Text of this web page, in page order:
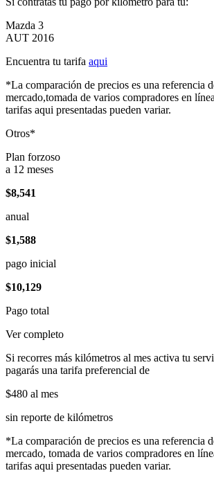
Mazda 3
AUT 2016
Encuentra tu tarifa aqui
*La comparación de precios es una referencia
mercado,tomada de varios compradores en
tarifas aqui presentadas pueden variar.
Otros*
Plan forzoso
a 12 meses
$8,541
anual
$1,588
pago inicial
$10,129
Pago total
Ver completo
Si recorres más kilómetros al mes activa tu
pagarás una tarifa preferencial de
$480 al mes
sin reporte de kilómetros
*La comparación de precios es una referencia
mercado, tomada de varios compradores en
tarifas aqui presentadas pueden variar.